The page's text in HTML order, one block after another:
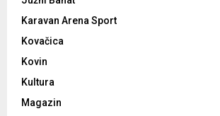
Karavan Arena Sport
Kovačica
Kovin
Kultura
Magazin